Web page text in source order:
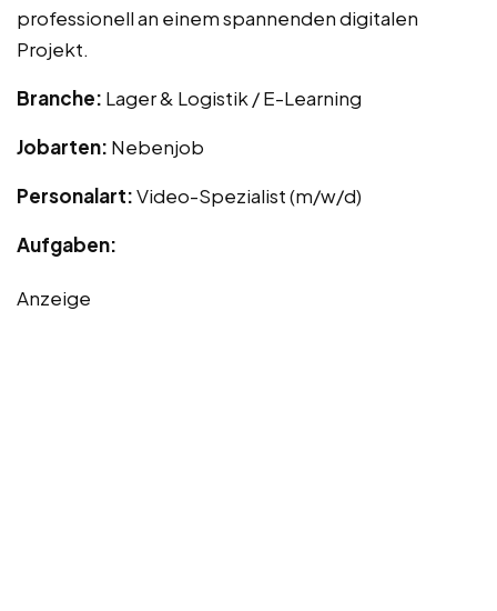
professionell an einem spannenden digitalen
Projekt.
Branche: Lager & Logistik / E-Learning
Jobarten: Nebenjob
Personalart:Video-Spezialist (m/w/d)
Aufgaben:
Anzeige